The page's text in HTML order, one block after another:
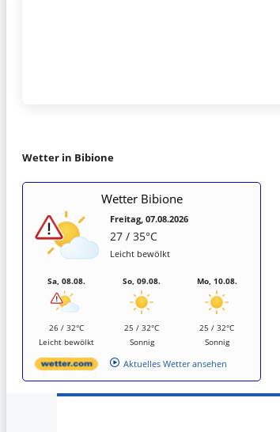
Wetter in Bibione
Wetter Bibione
Freitag, 07.08.2026
27 / 35°C
Leicht bewölkt
Sa, 08.08.
26 / 32°C
Leicht bewölkt
So, 09.08.
25 / 32°C
Sonnig
Mo, 10.08.
25 / 32°C
Sonnig
Aktuelles Wetter ansehen